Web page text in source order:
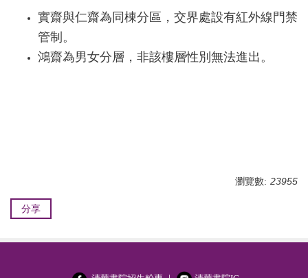
實齋與仁齋為同棟分區，交界處設有紅外線門禁
管制。
鴻齋為男女分層，非該樓層性別無法進出。
瀏覽數: 23955
分享